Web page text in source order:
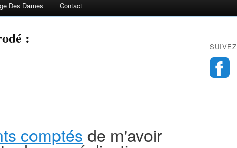
Des Dames Contact
:
comptés de m'avoir